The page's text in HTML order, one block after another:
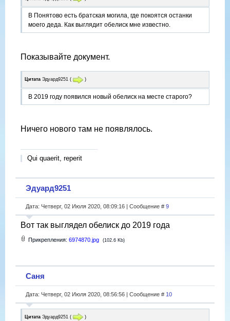
В Понятово есть братская могила, где покоятся останки
моего деда. Как выглядит обелиск мне известно.
Показывайте документ.
Цитата Эдуард9251 ( )
В 2019 году появился новый обелиск на месте старого?
Ничего нового там не появлялось.
Qui quaerit, reperit
Эдуард9251
Дата: Четверг, 02 Июля 2020, 08:09:16 | Сообщение # 9
Вот так выглядел обелиск до 2019 года
Прикрепления: 6974870.jpg (102.6 Kb)
Саня
Дата: Четверг, 02 Июля 2020, 08:56:56 | Сообщение # 10
Цитата Эдуард9251 ( )